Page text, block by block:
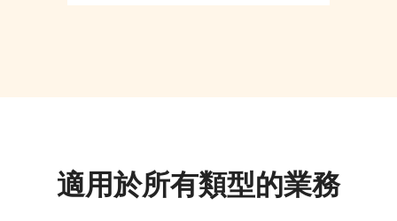
適用於所有類型的業務